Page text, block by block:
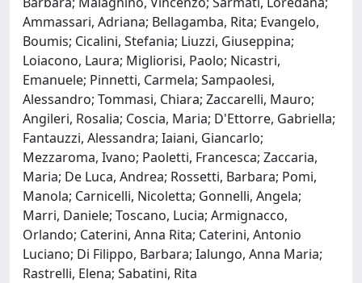
Ammassari, Adriana; Bellagamba, Rita; Evangelo,
Boumis; Cicalini, Stefania; Liuzzi, Giuseppina;
Loiacono, Laura; Migliorisi, Paolo; Nicastri,
Emanuele; Pinnetti, Carmela; Sampaolesi,
Alessandro; Tommasi, Chiara; Zaccarelli, Mauro;
Angileri, Rosalia; Coscia, Maria; D'Ettorre, Gabriella;
Fantauzzi, Alessandra; Iaiani, Giancarlo;
Mezzaroma, Ivano; Paoletti, Francesca; Zaccaria,
Maria; De Luca, Andrea; Rossetti, Barbara; Pomi,
Manola; Carnicelli, Nicoletta; Gonnelli, Angela;
Marri, Daniele; Toscano, Lucia; Armignacco,
Orlando; Caterini, Anna Rita; Caterini, Antonio
Luciano; Di Filippo, Barbara; Ialungo, Anna Maria;
Rastrelli, Elena; Sabatini, Rita